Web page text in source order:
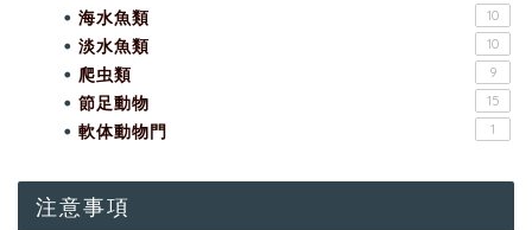
海水魚類 10
淡水魚類 10
爬虫類 9
節足動物 15
軟体動物門 1
注意事項